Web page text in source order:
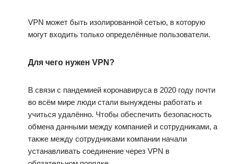
VPN может быть изолированной сетью, в которую
могут входить только определённые пользователи.
Для чего нужен VPN?
В связи с пандемией коронавируса в 2020 году почти
во всём мире люди стали вынуждены работать и
учиться удалённо. Чтобы обеспечить безопасность
обмена данными между компанией и сотрудниками, а
также между сотрудниками компании начали
устанавливать соединение через VPN в